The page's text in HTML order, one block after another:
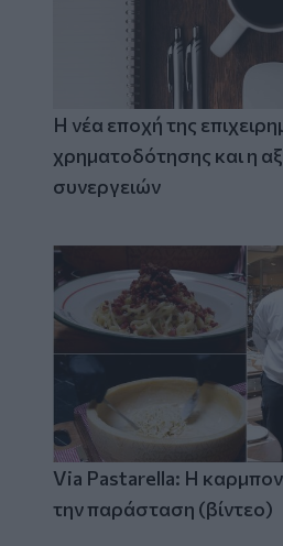
Η νέα εποχή της
χρηματοδότησης και η
συνεργειών
Via Pastarella: Η
την παράσταση (βίντεο)